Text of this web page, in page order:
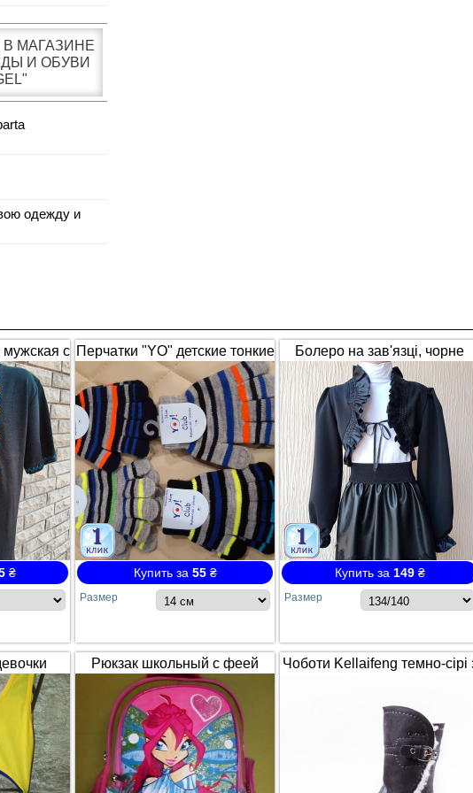
МАГАЗИНЕ
И ОБУВИ
одежду и
с
"Гербы"
₴
Перчатки "YO" детские тонкие
полосатые
Купить за 55₴
Размер
Болеро на зав'язці, чорне
(1653)
Купить за 149₴
Размер
синий
Рюкзак школьный с феей
Winx / Винкс
Чоботи Kellaifeng темно-сірі